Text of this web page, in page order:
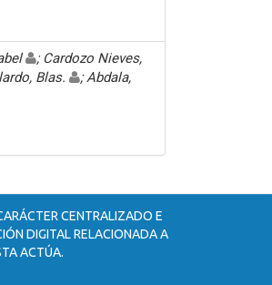
; Cardozo Nieves,
Blas.
; Abdala,
CENTRALIZADO E
DIGITAL RELACIONADA A
ACTÚA.